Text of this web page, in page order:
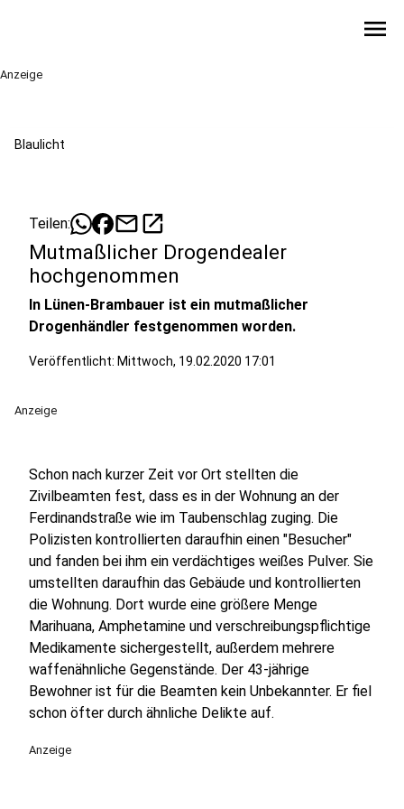
menu
Anzeige
Blaulicht
Teilen: mailopen_in_new
Mutmaßlicher Drogendealer
hochgenommen
In Lünen-Brambauer ist ein mutmaßlicher
Drogenhändler festgenommen worden.
Veröffentlicht: Mittwoch, 19.02.2020 17:01
Anzeige
Schon nach kurzer Zeit vor Ort stellten die
Zivilbeamten fest, dass es in der Wohnung an der
Ferdinandstraße wie im Taubenschlag zuging. Die
Polizisten kontrollierten daraufhin einen "Besucher"
und fanden bei ihm ein verdächtiges weißes Pulver. Sie
umstellten daraufhin das Gebäude und kontrollierten
die Wohnung. Dort wurde eine größere Menge
Marihuana, Amphetamine und verschreibungspflichtige
Medikamente sichergestellt, außerdem mehrere
waffenähnliche Gegenstände. Der 43-jährige
Bewohner ist für die Beamten kein Unbekannter. Er fiel
schon öfter durch ähnliche Delikte auf.
Anzeige